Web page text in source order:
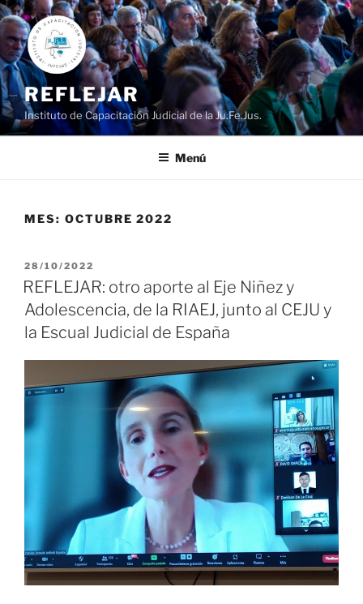
Ir
al
contenido
REFLEJAR
Instituto de Capacitación Judicial de la Ju.Fe.Jus.
Menú
MES: OCTUBRE 2022
PUBLICADO
EL
28/10/2022
REFLEJAR: otro aporte al Eje Niñez y
Adolescencia, de la RIAEJ, junto al CEJU y
la Escual Judicial de España